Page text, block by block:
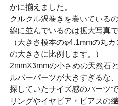
かに揃えました。
クルクル渦巻きを巻いている
線に並んでいるのは拡大写真で
（大きさ模本のφ4.1mmの丸
の大きさに比例します。）
2mmX3mmの小さめの天然石
ルバーパーツが大きすぎるな
探していたサイズ感のパーツで
リングやイヤピア・ピアスの